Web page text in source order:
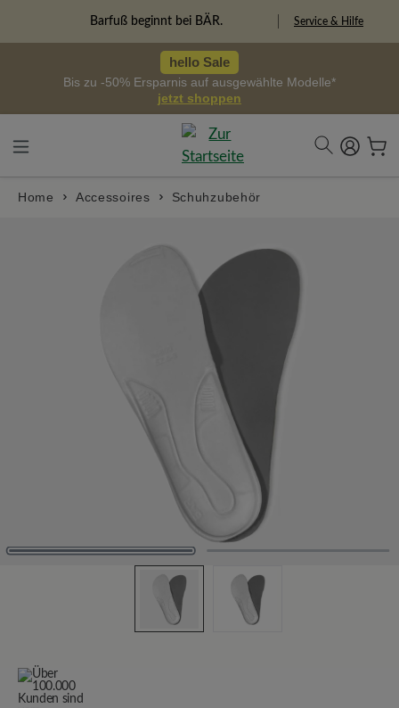
Freiheitspioniere Service & Hilfe
hello Sale
Bis zu -50% Ersparnis auf ausgewählte Modelle*
jetzt shoppen
Home Accessoires Schuhzubehör